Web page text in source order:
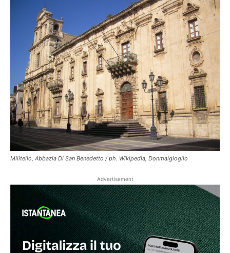
Militello, Abbazia Di San Benedetto / ph. Wikipedia, Donmalgioglio
Advertisement